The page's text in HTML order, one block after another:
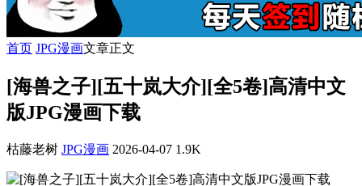
首页 JPG漫画文章正文
[海兽之子][五十岚大介][全5卷]高清中文
版JPG漫画下载
枯藤老树 JPG漫画 2026-04-07 1.9K